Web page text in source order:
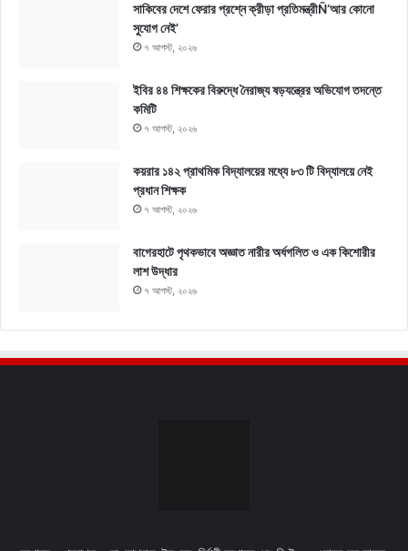
সাকিবের দেশে ফেরার প্রশ্নে ক্রীড়া প্রতিমন্ত্রীÑ‘আর কোনো
সুযোগ নেই’
৭ আগস্ট, ২০২৬
ইবির ৪৪ শিক্ষকের বিরুদ্ধে নৈরাজ্য ষড়যন্ত্রের অভিযোগ তদন্তে
কমিটি
৭ আগস্ট, ২০২৬
কয়রার ১৪২ প্রাথমিক বিদ্যালয়ের মধ্যে ৮৩ টি বিদ্যালয়ে নেই
প্রধান শিক্ষক
৭ আগস্ট, ২০২৬
বাগেরহাটে পৃথকভাবে অজ্ঞাত নারীর অর্ধগলিত ও এক কিশোরীর
লাশ উদ্ধার
৭ আগস্ট, ২০২৬